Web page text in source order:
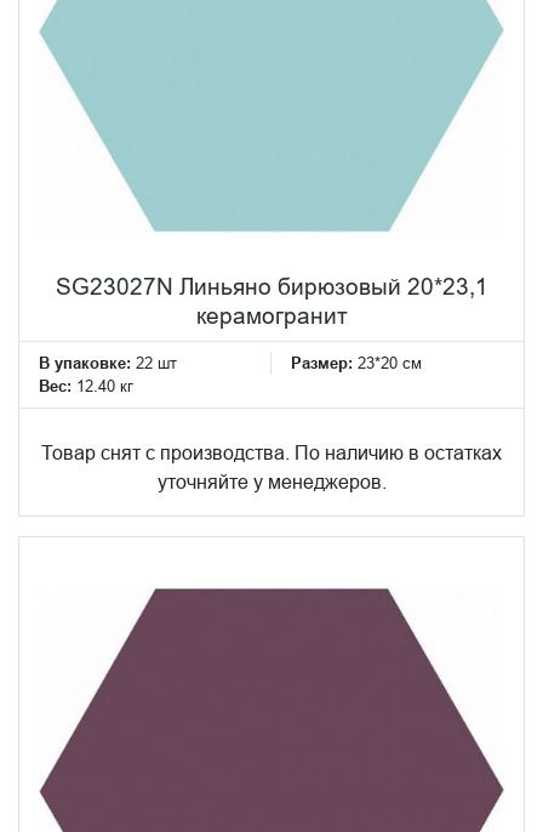
SG23027N Линьяно бирюзовый 20*23,1
керамогранит
В упаковке: 22 шт Размер: 23*20 см
Вес: 12.40 кг
Товар снят с производства. По наличию в остатках
уточняйте у менеджеров.